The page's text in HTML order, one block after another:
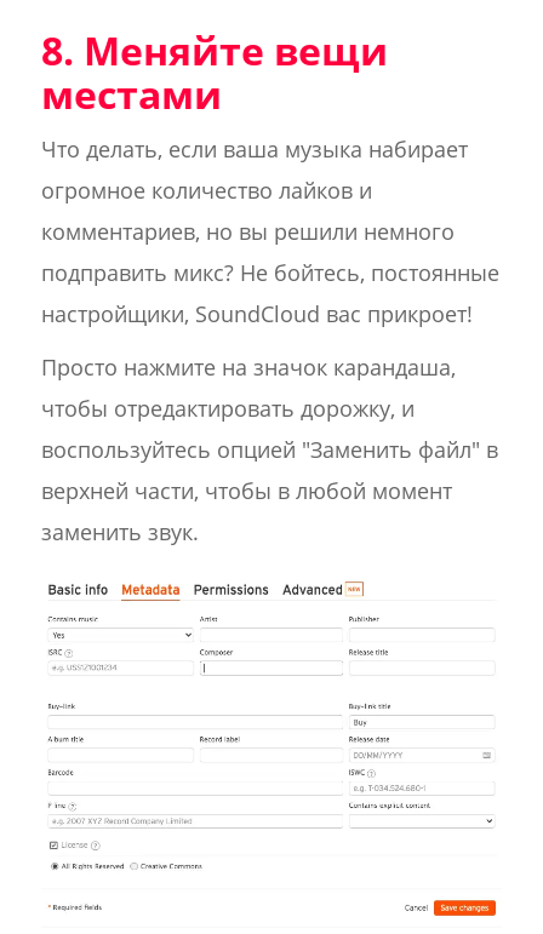
8. Меняйте вещи
местами
Что делать, если ваша музыка набирает
огромное количество лайков и
комментариев, но вы решили немного
подправить микс? Не бойтесь, постоянные
настройщики, SoundCloud вас прикроет!
Просто нажмите на значок карандаша,
чтобы отредактировать дорожку, и
воспользуйтесь опцией "Заменить файл" в
верхней части, чтобы в любой момент
заменить звук.